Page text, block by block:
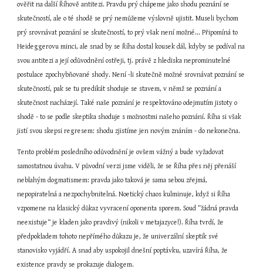
ověřit na další Říhově antitezi. Pravdu prý chápeme jako shodu poznání se
skutečností, ale o té shodě se prý nemůžeme výslovně ujistit. Museli bychom
prý srovnávat poznání se skutečností, to prý však není možné... Připomíná to
Heideggerovu minci, ale snad by se Říha dostal kousek dál, kdyby se podíval na
svou antitezi a její odůvodnění ostřeji, tj. právě z hlediska neprominutelné
postulace zpochybňované shody. Není -li skutečně možné srovnávat poznání se
skutečností, pak se tu predikát shoduje se stavem, v němž se poznání a
skutečnost nacházejí. Také naše poznání je respektováno odejmutím jistoty o
shodě - to se podle skeptika shoduje s možnostmi našeho poznání. Říha si však
jistí svou skepsi regresem: shodu zjistíme jen novým znáním - do nekonečna.
Tento problém posledního odůvodnění je ovšem vážný a bude vyžadovat
samostatnou úvahu. V původní verzi jsme viděli, že se Říha přes něj přenáší
neblahým dogmatismem: pravda jako taková je sama sebou zřejmá,
nepopiratelná a nezpochybnitelná. Noetický chaos kulminuje, když si Říha
vzpomene na klasický důkaz vyvracení oponenta sporem. Soud ”žádná pravda
neexistuje“ je kladen jako pravdivý (nikoli v metajazyce!). Říha tvrdí, že
předpokladem tohoto nepřímého důkazu je, že univerzální skeptik své
stanovisko vyjádří. A snad aby uspokojil dnešní poptávku, uzavírá Říha, že
existence pravdy se prokazuje dialogem.